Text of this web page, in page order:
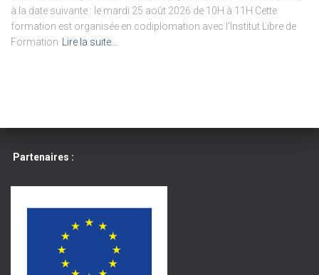
à la date suivante : le mardi 25 août 2026 de 10H à 11H Cette
formation est organisée en codiplomation avec l’Institut Libre de
Formation
Lire la suite…
Partenaires :